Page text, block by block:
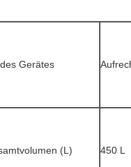
Gerätes
(L) 450 L